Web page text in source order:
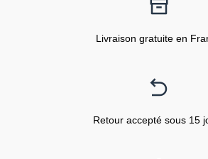
Livraison gratuite en
Retour accepté sous 15